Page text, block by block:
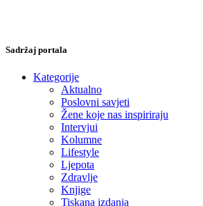
Sadržaj portala
Kategorije
Aktualno
Poslovni savjeti
Žene koje nas inspiriraju
Intervjui
Kolumne
Lifestyle
Ljepota
Zdravlje
Knjige
Tiskana izdanja